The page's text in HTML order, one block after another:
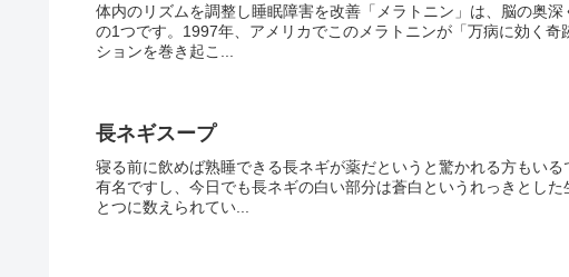
体内のリズムを調整し睡眠障害を改善「メラトニン」は、脳の奥
の1つです。1997年、アメリカでこのメラトニンが「万病に効く
ションを巻き起こ...
長ネギスープ
寝る前に飲めば熟睡できる長ネギが薬だというと驚かれる方もい
有名ですし、今日でも長ネギの白い部分は蒼白というれっきとし
とつに数えられてい...